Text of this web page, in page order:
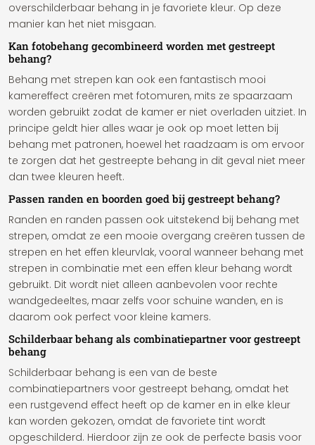
overschilderbaar behang in je favoriete kleur. Op deze
manier kan het niet misgaan.
Kan fotobehang gecombineerd worden met gestreept
behang?
Behang met strepen kan ook een fantastisch mooi
kamereffect creëren met fotomuren, mits ze spaarzaam
worden gebruikt zodat de kamer er niet overladen uitziet. In
principe geldt hier alles waar je ook op moet letten bij
behang met patronen, hoewel het raadzaam is om ervoor
te zorgen dat het gestreepte behang in dit geval niet meer
dan twee kleuren heeft.
Passen randen en boorden goed bij gestreept behang?
Randen en randen passen ook uitstekend bij behang met
strepen, omdat ze een mooie overgang creëren tussen de
strepen en het effen kleurvlak, vooral wanneer behang met
strepen in combinatie met een effen kleur behang wordt
gebruikt. Dit wordt niet alleen aanbevolen voor rechte
wandgedeeltes, maar zelfs voor schuine wanden, en is
daarom ook perfect voor kleine kamers.
Schilderbaar behang als combinatiepartner voor gestreept
behang
Schilderbaar behang is een van de beste
combinatiepartners voor gestreept behang, omdat het
een rustgevend effect heeft op de kamer en in elke kleur
kan worden gekozen, omdat de favoriete tint wordt
opgeschilderd. Hierdoor zijn ze ook de perfecte basis voor